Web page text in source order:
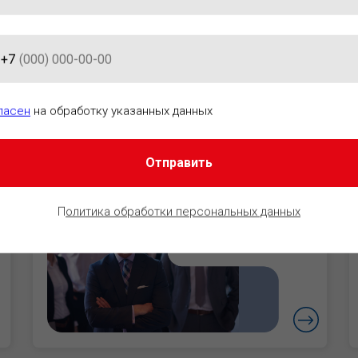
ПРАВОВОГО
Руководители
Уверенность в
безопасности
+7
на обработку указанных данных
Отправить
Политика обработки персональных данных